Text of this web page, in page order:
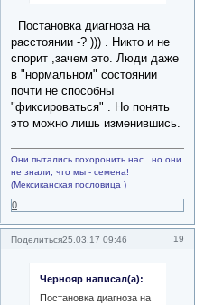
Постановка диагноза на
расстоянии -? ))) . Никто и не
спорит ,зачем это. Люди даже
в "нормальном" состоянии
почти не способны
"фиксироваться" . Но понять
это можно лишь изменившись.
Они пытались похоронить нас...но они
не знали, что мы - семена!
(Мексиканская пословица )
0
Поделиться 19
25.03.17 09:46
Чернояр написал(а):
Постановка диагноза на